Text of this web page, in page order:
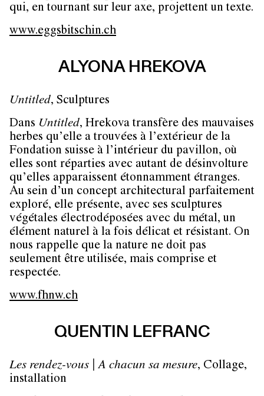
qui, en tournant sur leur axe, projettent un texte.
www.eggsbitschin.ch
ALYONA HREKOVA
Untitled, Sculptures
Dans Untitled, Hrekova transfère des mauvaises
herbes qu’elle a trouvées à l’extérieur de la
Fondation suisse à l’intérieur du pavillon, où
elles sont réparties avec autant de désinvolture
qu’elles apparaissent étonnamment étranges.
Au sein d’un concept architectural parfaitement
exploré, elle présente, avec ses sculptures
végétales électrodéposées avec du métal, un
élément naturel à la fois délicat et résistant. On
nous rappelle que la nature ne doit pas
seulement être utilisée, mais comprise et
respectée.
www.fhnw.ch
QUENTIN LEFRANC
Les rendez-vous | A chacun sa mesure, Collage,
installation